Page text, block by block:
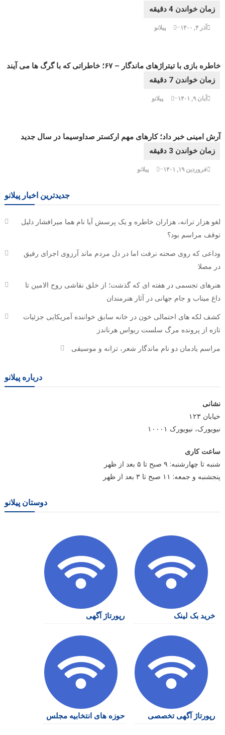
آذر ۴, ۱۴۰۰ پیلانو
خاطره بازی با تیتراژهای ماندگار – ۶۷؛ خاطراتی که با گرگ ها می آیند
آبان ۹, ۱۴۰۱ پیلانو
آرش امینی خبر داد؛ کارهای مهم ارکستر صداوسیما در سال جدید
فروردین ۱۹, ۱۴۰۱ پیلانو
جدیدترین اخبار پیلانو
لغو هزار ترانه، هزاران خاطره و یک پرسش آیا نام هما میرافشار دلیل
توقف مراسم بود؟
وداعی که روی صحنه نرفت اما در دل مردم ماند آرزوی اجرای رفیق
در مصلا
هنرهای تجسمی در هفته ای که گذشت؛ از خلق نقاشی روح الامین تا
داغ میناب و جام جهانی در آثار هنرمندان
کشف لکه های احتمالی خون در خانه سابق خواننده آمریکایی جزئیات
تازه از پرونده مرگ سلست ریواس هرناندز
مراسم یادمان دو نام ماندگار شعر، ترانه و موسیقی
درباره پیلانو
نشانی
خیابان ۱۲۳
نیویورک، نیویورک ۱۰۰۰۱
ساعت کاری
شنبه تا چهارشنبه: ۹ صبح تا ۵ بعد از ظهر
پنجشنبه و جمعه: ۱۱ صبح تا ۳ بعد از ظهر
دوستان پیلانو
خرید بک لینک رپورتاژ آگهی
رپورتاژ آگهی تخصصی حوزه های انتخابیه مجلس